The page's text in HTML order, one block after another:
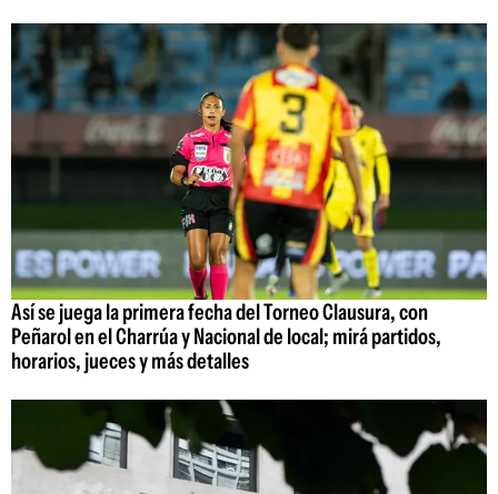
Así se juega la primera fecha del Torneo Clausura, con
Peñarol en el Charrúa y Nacional de local; mirá partidos,
horarios, jueces y más detalles